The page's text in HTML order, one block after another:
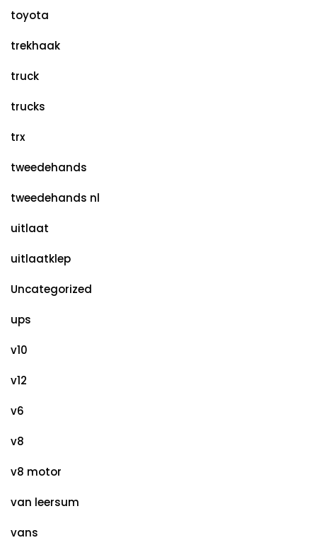
toyota
trekhaak
truck
trucks
trx
tweedehands
tweedehands nl
uitlaat
uitlaatklep
Uncategorized
ups
v10
v12
v6
v8
v8 motor
van leersum
vans